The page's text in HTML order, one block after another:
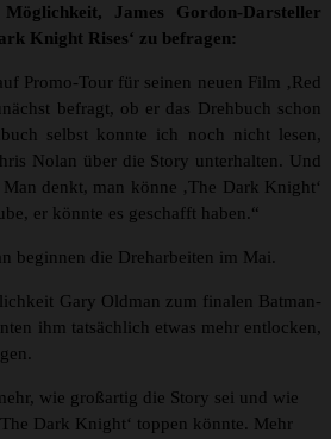
James Gordon-Darsteller
Knight Rises‘ zu befragen:
Promo-Tour für seinen neuen Film ‚Red
befragt, ob er das Drehbuch schon
selbst konnte ich noch nicht lesen,
Nolan über die Story unterhalten. Und
denkt, man könne ‚The Dark Knight‘
er könnte es geschafft haben.“
beginnen die Dreharbeiten im Mai.
Gary Oldman zum finalen Batman-
ihm tatsächlich etwas mehr entlocken,
wie großartig die Story sei und wie
Dark Knight‘ toppen könnte. Mehr